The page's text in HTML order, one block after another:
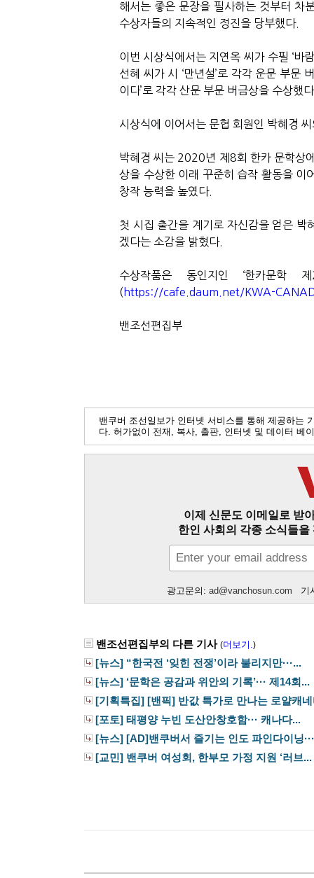
해서는 좋은 문장을 필사하는 것부터 차
수상자들의 지속적인 정진을 당부했다.
이번 시상식에서는 지연옥 씨가 수필 ‘바
선혜 씨가 시 ‘만년설’로 각각 운문 부문
이다’로 각각 산문 부문 버금상을 수상했다
시상식에 이어서는 문협 회원인 박혜경
박혜경 씨는 2020년 제 8회 한카 문학상
상을 수상한 이래 꾸준히 습작 활동을 이
창작 능력을 높였다.
첫 시집 출간을 계기로 자신감을 얻은 박
겠다는 소감을 밝혔다.
수상작품은 동인지인 ‘한카문학 제
( https://cafe.daum.net/KWA-
밴조선편집부
밴쿠버 조선일보가 인터넷 서비스를 통해 제공하는
다. 허가없이 전재, 복사, 출판, 인터넷 및 데이터 베
이제 신문도 이메일로 받
한인 사회의 각종 소식들
광고문의: ad@vanchosun.com 기
밴조선편집부의 다른 기사 (더보기.)
[뉴스] “한국전 ‘잊힌 전쟁’이라 불리지만···...
[뉴스] ‘문학은 공감과 위안의 기록’··· 제14회...
[기획특집] [밴픽] 반값 특가로 만나는 로얄캐
[포토] 태평양 누빈 도산안창호함··· 캐나다...
[뉴스] [AD]밴쿠버서 즐기는 인도 파인다이닝
[교민] 밴쿠버 여성회, 한부모 가정 지원 ‘러브...